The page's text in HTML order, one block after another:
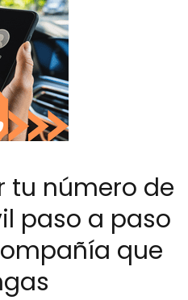
tu número de
paso a paso
que